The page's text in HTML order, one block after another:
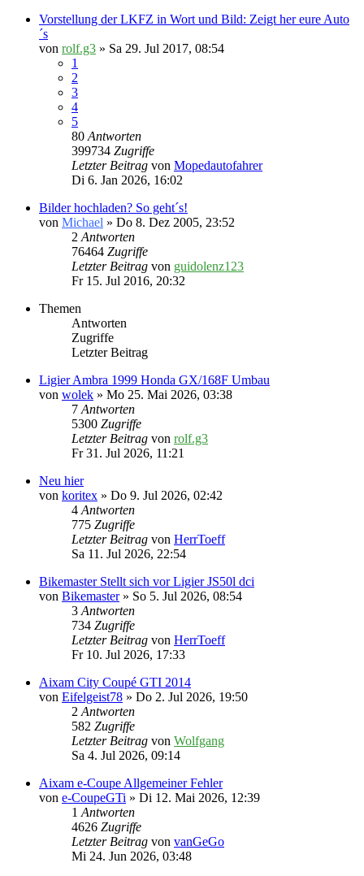
Vorstellung der LKFZ in Wort und Bild: Zeigt her eure Auto
´s
von rolf.g3 » Sa 29. Jul 2017, 08:54
1
2
3
4
5
80Antworten
399734 Zugriffe
Letzter Beitrag von Mopedautofahrer
Di 6. Jan 2026, 16:02
Bilder hochladen? So geht´s!
von Michael » Do 8. Dez 2005, 23:52
2Antworten
76464 Zugriffe
Letzter Beitrag von guidolenz123
Fr 15. Jul 2016, 20:32
Themen
Antworten
Zugriffe
Letzter Beitrag
Ligier Ambra 1999 Honda GX/168F Umbau
von wolek » Mo 25. Mai 2026, 03:38
7Antworten
5300 Zugriffe
Letzter Beitrag von rolf.g3
Fr 31. Jul 2026, 11:21
Neu hier
von koritex » Do 9. Jul 2026, 02:42
4Antworten
775 Zugriffe
Letzter Beitrag von HerrToeff
Sa 11. Jul 2026, 22:54
Bikemaster Stellt sich vor Ligier JS50l dci
von Bikemaster» So 5. Jul 2026, 08:54
3Antworten
734 Zugriffe
Letzter Beitrag von HerrToeff
Fr 10. Jul 2026, 17:33
Aixam City Coupé GTI 2014
von Eifelgeist78 » Do 2. Jul 2026, 19:50
2Antworten
582 Zugriffe
Letzter Beitrag von Wolfgang
Sa 4. Jul 2026, 09:14
Aixam e-Coupe Allgemeiner Fehler
von e-CoupeGTi » Di 12. Mai 2026, 12:39
1Antworten
4626 Zugriffe
Letzter Beitrag von vanGeGo
Mi 24. Jun 2026, 03:48